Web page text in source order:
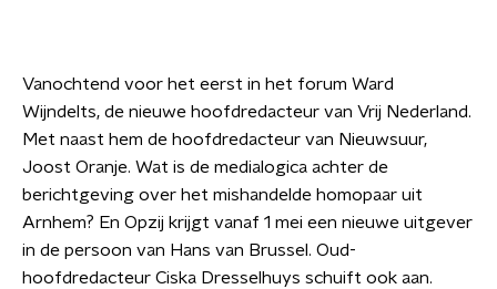
Vanochtend voor het eerst in het forum Ward
Wijndelts, de nieuwe hoofdredacteur van Vrij Nederland.
Met naast hem de hoofdredacteur van Nieuwsuur,
Joost Oranje. Wat is de medialogica achter de
berichtgeving over het mishandelde homopaar uit
Arnhem? En Opzij krijgt vanaf 1 mei een nieuwe uitgever
in de persoon van Hans van Brussel. Oud-
hoofdredacteur Ciska Dresselhuys schuift ook aan.